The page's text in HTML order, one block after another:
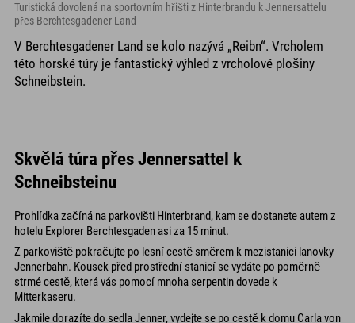
Turistická dovolená na sportovním hřišti z Hinterbrandu k Jennersattelu
přes Berchtesgadener Land
V Berchtesgadener Land se kolo nazývá „Reibn“. Vrcholem
této horské túry je fantastický výhled z vrcholové plošiny
Schneibstein.
Skvělá túra přes Jennersattel k
Schneibsteinu
Prohlídka začíná na parkovišti Hinterbrand, kam se dostanete autem z
hotelu Explorer Berchtesgaden asi za 15 minut.
Z parkoviště pokračujte po lesní cestě směrem k mezistanici lanovky
Jennerbahn. Kousek před prostřední stanicí se vydáte po poměrně
strmé cestě, která vás pomocí mnoha serpentin dovede k
Mitterkaseru.
Jakmile dorazíte do sedla Jenner, vydejte se po cestě k domu Carla von